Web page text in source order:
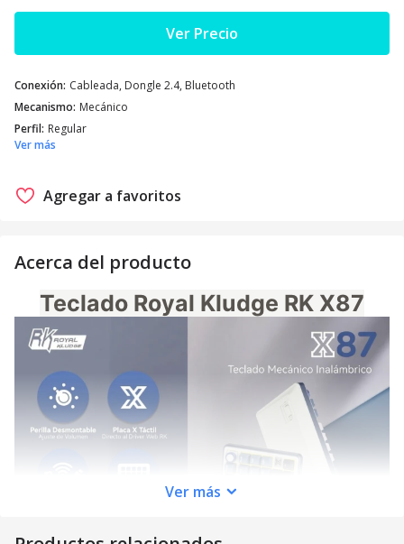
Ver Precio
Conexión: Cableada, Dongle 2.4, Bluetooth
Mecanismo: Mecánico
Perfil: Regular
Ver más
Agregar a favoritos
Acerca del producto
Teclado Royal Kludge RK X87
Ver más